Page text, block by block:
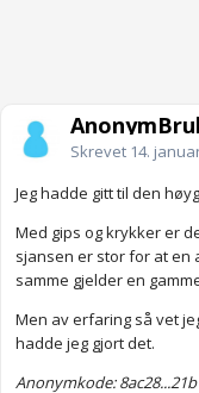
Skrevet 14.
Jeg hadde gitt til den
Med gips og krykker er
sjansen er stor for at en
samme gjelder en
Men av erfaring så vet
hadde jeg gjort det.
Anonymkode: 8ac28...21b